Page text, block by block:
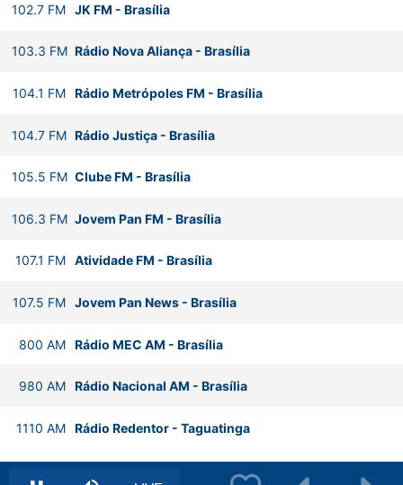
102.7 FM JK FM - Brasília
103.3 FM Rádio Nova Aliança- Brasília
104.1 FM Rádio Metrópoles FM - Brasília
104.7 FM Rádio Justiça- Brasília
105.5 FM Clube FM - Brasília
106.3 FM Jovem Pan FM - Brasília
107.1 FM Atividade FM - Brasília
107.5 FM Jovem Pan News- Brasília
800 AM Rádio MEC AM - Brasília
980 AM Rádio Nacional AM - Brasília
1110 AM Rádio Redentor- Taguatinga